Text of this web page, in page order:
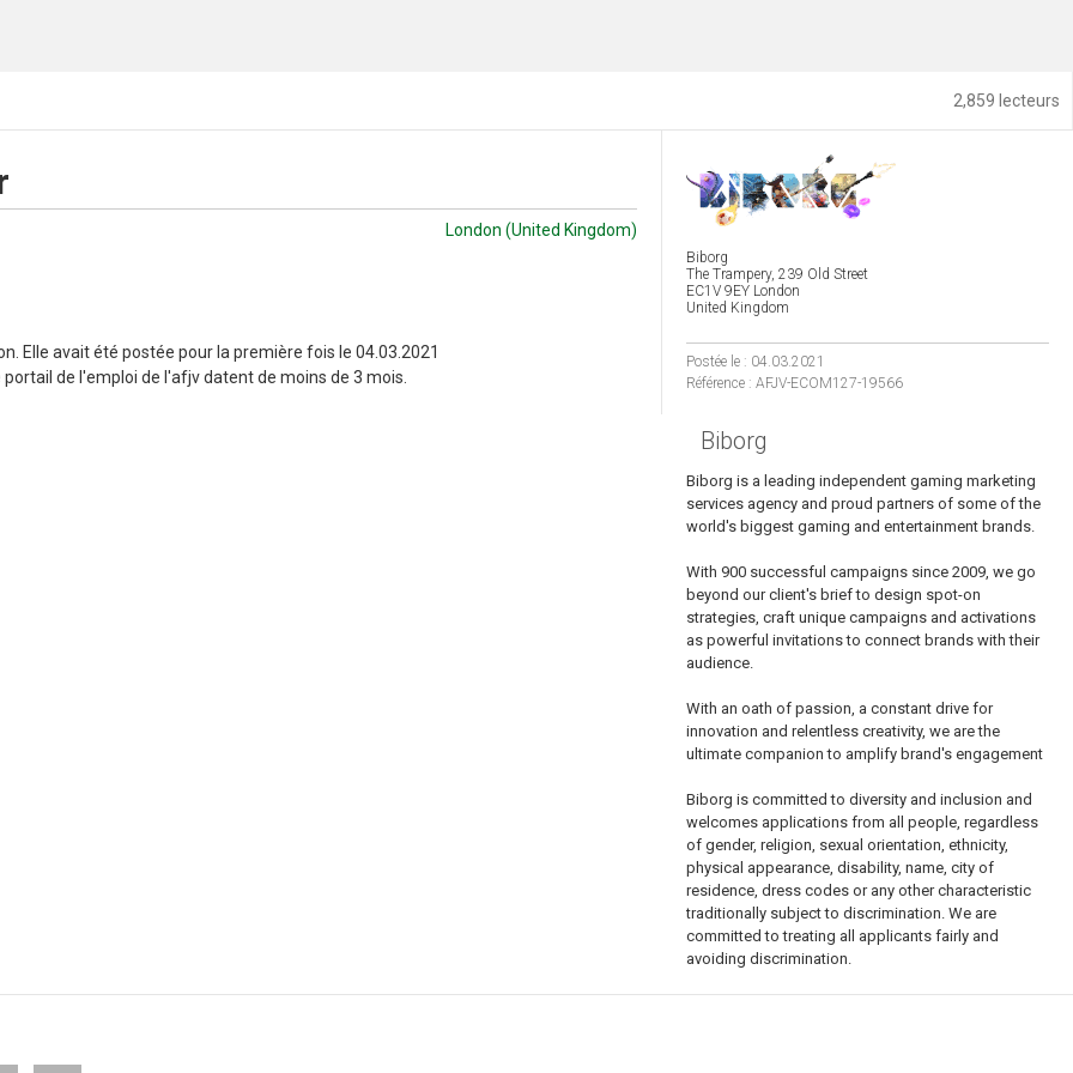
2,859 lecteurs
Biborg
The Trampery, 239 Old Street
EC1V 9EY London
United Kingdom
Postée le : 04.03.2021
Référence : AFJV-ECOM127-19566
Biborg
Biborg is a leading independent gaming marketing
services agency and proud partners of some of the
world's biggest gaming and entertainment brands.
With 900 successful campaigns since 2009, we go
beyond our client's brief to design spot-on
strategies, craft unique campaigns and activations
as powerful invitations to connect brands with their
audience.
With an oath of passion, a constant drive for
innovation and relentless creativity, we are the
ultimate companion to amplify brand's engagement
Biborg is committed to diversity and inclusion and
welcomes applications from all people, regardless
of gender, religion, sexual orientation, ethnicity,
physical appearance, disability, name, city of
residence, dress codes or any other characteristic
traditionally subject to discrimination. We are
committed to treating all applicants fairly and
avoiding discrimination.
London (United Kingdom)
Elle avait été postée pour la première fois le 04.03.2021
de l'emploi de l'afjv datent de moins de 3 mois.